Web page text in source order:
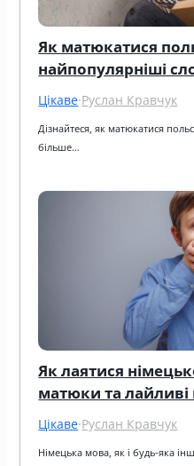
Як матюкатися
найпопулярніші
Цікаве·Руслан Кравчук
Дізнайтеся, як матюкатися
більше…
Як лаятися
матюки та лайливі
Цікаве·Руслан Кравчук
Німецька мова, як і будь-яка